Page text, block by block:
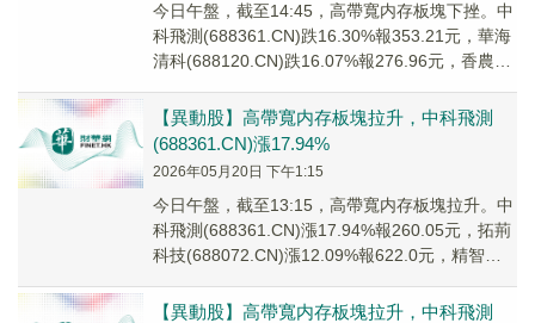
今日午盤，截至14:45，高帶寬内存板塊下挫。中
科飛測(688361.CN)跌16.30%報353.21元，華海
清科(688120.CN)跌16.07%報276.96元，香農芯
【異動股】高帶寬内存板塊拉升，中科飛測
(688361.CN)漲17.94%
2026年05月20日 下午1:15
今日午盤，截至13:15，高帶寬内存板塊拉升。中
科飛測(688361.CN)漲17.94%報260.05元，拓荊
科技(688072.CN)漲12.09%報622.0元，精智達
【異動股】高帶寬内存板塊拉升，中科飛測